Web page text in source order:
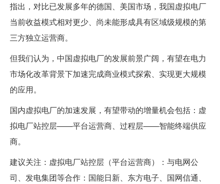
指出，对比已发展多年的德国、美国市场，我国虚拟电厂
当前收益模式相对更少、尚未能形成具有区域级规模的第
三方独立运营商。
但我们认为，中国虚拟电厂的发展前景广阔，有望在电力
市场化改革背景下加速完成商业模式探索、实现更大规模
的应用。
国内虚拟电厂的加速发展，有望带动的增量机会包括：虚
拟电厂站控层——平台运营商、过程层——智能终端供应
商。
建议关注：虚拟电厂站控层（平台运营商）：与电网公
司、发电集团等合作：国能日新、东方电子、国网信通、